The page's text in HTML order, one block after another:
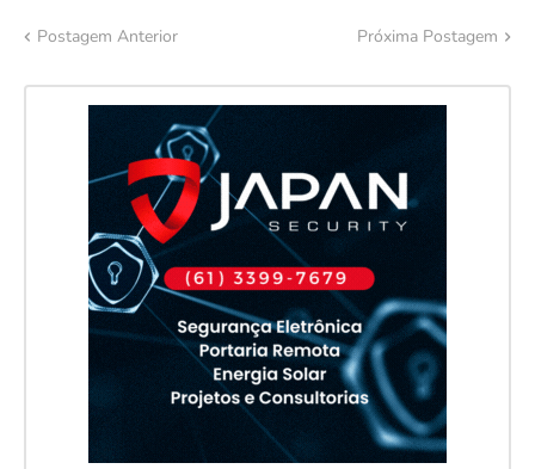
Postagem Anterior Próxima Postagem